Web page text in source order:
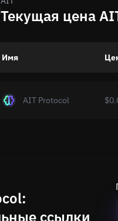
Обмен BTC на XMR
Популярные
Текущая цена
Имя
AIT Protocol
ссылки